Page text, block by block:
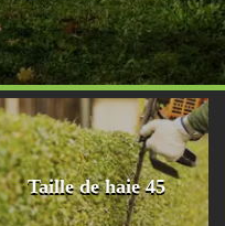
Taille de haie 45